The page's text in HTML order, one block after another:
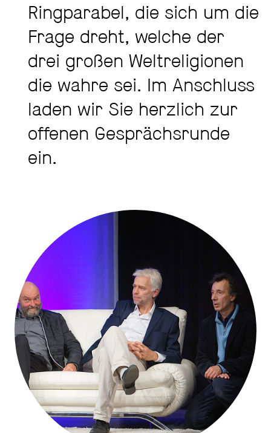
Ringparabel, die sich um die
Frage dreht, welche der
drei großen Weltreligionen
die wahre sei. Im Anschluss
laden wir Sie herzlich zur
offenen Gesprächsrunde
ein.